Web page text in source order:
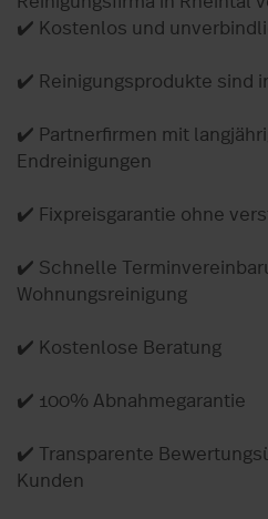
✔️ Kostenlos und
✔️ Reinigungsprodukte sind
✔️ Partnerfirmen mit
Endreinigungen
✔️ Fixpreisgarantie ohne
✔️ Schnelle
Wohnungsreinigung
✔️ Kostenlose Beratung
✔️ 100% Abnahmegarantie
✔️ Transparente
Kunden